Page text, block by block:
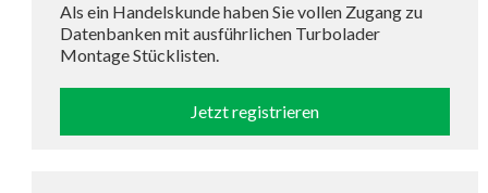
Als ein Handelskunde haben Sie vollen Zugang zu
Datenbanken mit ausführlichen Turbolader
Montage Stücklisten.
Jetzt registrieren